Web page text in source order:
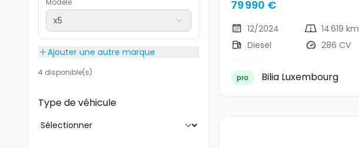
Modèle
x5
Ajouter une autre marque
4 disponible(s)
Type de véhicule
79 990 €
12/2024
14 619 km
Diesel
286 CV
pro Bilia Luxembourg